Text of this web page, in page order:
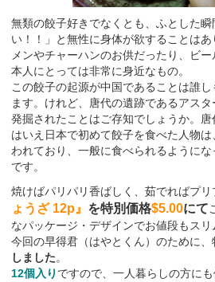
無類の餃子好きでなくとも、ふとした瞬
い！！」と無性に身体が欲することは
メンやチャーハンのお供だったり、ビ
本人にとっては非常に身近なもの。
この餃子の起源が中国であることは誰
ます。けれど、唐代の遺跡であるアス
発掘されたことはご存知でしょうか。
はいえ日本で初めて餃子を食べた人物
われており、一般に食べられるように
です。
焼けばパリパリ香ばしく、茹でればプ
ょうざ 12p』 を特別価格$5.00にて
なパッケージ・デザインでお値段もスリ
今回の早得君（はやとくん）のために、
しました。
12個入り ですので、一人暮らしの方にも